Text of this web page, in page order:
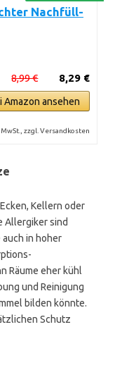
Nachfüll-
8,29 €
8,99 €
Amazon ansehen
zzgl. Versandkosten
Kellern oder
Allergiker sind
in hoher
Räume eher kühl
und Reinigung
bilden könnte.
Schutz